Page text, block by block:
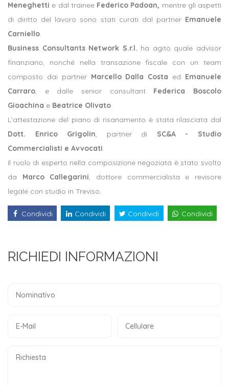
Meneghetti e dal trainee Federico Padoan, mentre gli aspetti
di diritto del lavoro sono stati curati dal partner Emanuele
Carniello.
Business Consultants Network S.r.l. ha agito quale advisor
finanziario, nonché nella transazione fiscale con un team
composto dai partner Marcello Dalla Costa ed Emanuele
Carraro, e dalle senior consultant Federica Boscolo
Gioachina e Beatrice Olivato.
L’attestazione del piano di risanamento è stata rilasciata dal
Dott. Enrico Grigolin, partner di SC&A - Studio
Commercialisti e Avvocati.
Il ruolo di esperto nella composizione negoziata è stato svolto
da Marco Callegarini, dottore commercialista e revisore
legale con studio in Treviso.
Condividi Condividi Condividi Condividi
RICHIEDI INFORMAZIONI